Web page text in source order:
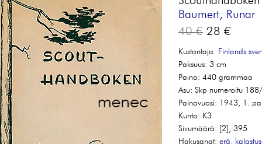
Baumert, Runar
40 € 28 €
Kustantaja: Finlands
Paksuus: 3 cm
Paino: 440 grammaa
Asu: Skp numeroitu
Painovuosi: 1943, 1.
Kunto: K3
Sivumäärä: [2], 395
Hakusanat: erä, kalastus